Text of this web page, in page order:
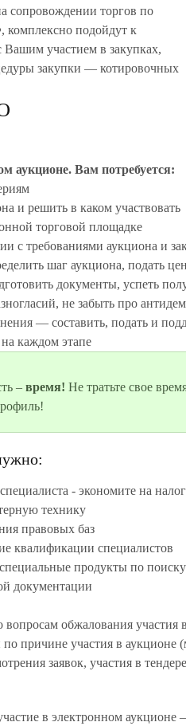
сопровождении торгов по
комплексно подойдут к
участием в закупках,
закупки — котировочных
аукционе. Вам потребуется:
и решить в каком участвовать
торговой площадке
с требованиями аукциона и
шаг аукциона, подать
документы, успеть
не забыть про
— составить, подать и
– время! Не тратьте свое
- экономите на
технику
правовых баз
квалификации специалистов
продукты по
документации
обжалования участия
причине участия в аукционе
в электронном аукционе